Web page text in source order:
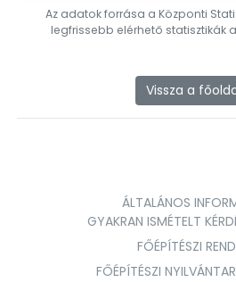
Az adatok forrása a Központi
legfrissebb elérhető statisztikák
Vissza a
ÁLTALÁNOS
GYAKRAN ISMÉTELT
FŐÉPÍTÉSZI
FŐÉPÍTÉSZI